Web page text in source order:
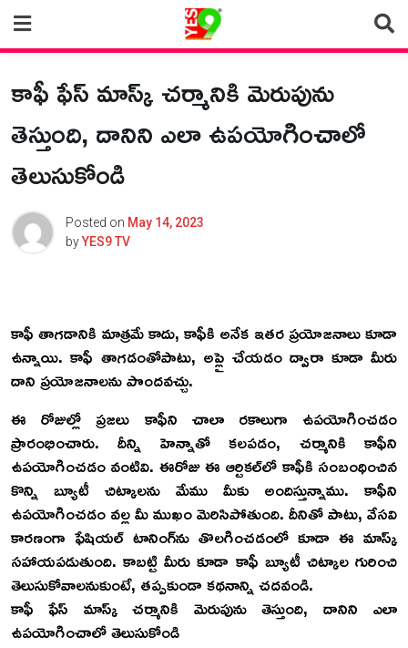
content
కాఫీ ఫేస్ మాస్క్ చర్మానికి మెరుపును
తెస్తుంది, దానిని ఎలా ఉపయోగించాలో
తెలుసుకోండి
Posted on May 14, 2023
byYES9 TV
కాఫీ తాగడానికి మాత్రమే కాదు, కాఫీకి అనేక ఇతర ప్రయోజనాలు కూడా
ఉన్నాయి. కాఫీ తాగడంతోపాటు, అప్లై చేయడం ద్వారా కూడా మీరు
దాని ప్రయోజనాలను పొందవచ్చు.
ఈ రోజుల్లో ప్రజలు కాఫీని చాలా రకాలుగా ఉపయోగించడం
ప్రారంభించారు. దీన్ని హెన్నాతో కలపడం, చర్మానికి కాఫీని
ఉపయోగించడం వంటివి. ఈరోజు ఈ ఆర్టికల్‌లో కాఫీకి సంబంధించిన
కొన్ని బ్యూటీ చిట్కాలను మేము మీకు అందిస్తున్నాము. కాఫీని
ఉపయోగించడం వల్ల మీ ముఖం మెరిసిపోతుంది. దీనితో పాటు, వేసవి
కారణంగా ఫేషియల్ టానింగ్‌ను తొలగించడంలో కూడా ఈ మాస్క్
సహాయపడుతుంది. కాబట్టి మీరు కూడా కాఫీ బ్యూటీ చిట్కాల గురించి
తెలుసుకోవాలనుకుంటే, తప్పకుండా కథనాన్ని చదవండి.
కాఫీ ఫేస్ మాస్క్ చర్మానికి మెరుపును తెస్తుంది, దానిని ఎలా
ఉపయోగించాలో తెలుసుకోండి